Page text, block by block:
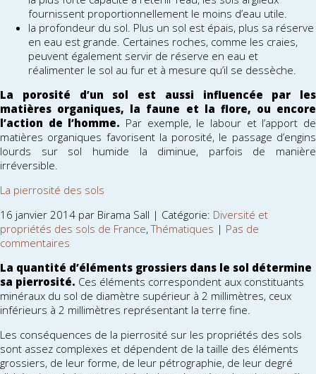
fournissent proportionnellement le moins d’eau utile.
la profondeur du sol. Plus un sol est épais, plus sa réserve
en eau est grande. Certaines roches, comme les craies,
peuvent également servir de réserve en eau et
réalimenter le sol au fur et à mesure qu’il se dessèche.
La porosité d’un sol est aussi influencée par les
matières organiques, la faune et la flore, ou encore
l’action de l’homme. Par exemple, le labour et l’apport de
matières organiques favorisent la porosité, le passage d’engins
lourds sur sol humide la diminue, parfois de manière
irréversible.
La pierrosité des sols
16 janvier 2014 par Birama Sall | Catégorie: Diversité et
propriétés des sols de France,Thématiques | Pas de
commentaires
La quantité d’éléments grossiers dans le sol détermine
sa pierrosité. Ces éléments correspondent aux constituants
minéraux du sol de diamètre supérieur à 2 millimètres, ceux
inférieurs à 2 millimètres représentant la terre fine.
Les conséquences de la pierrosité sur les propriétés des sols
sont assez complexes et dépendent de la taille des éléments
grossiers, de leur forme, de leur pétrographie, de leur degré